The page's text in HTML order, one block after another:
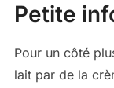
Petite
Pour un côté
lait par de la